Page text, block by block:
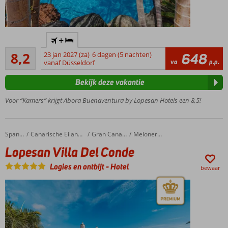
nabij
het
strand
jong en
oud
2 grote
zwembaden
Stranddag?
Gebruik de
gratis
shuttle
Ook
o.b.v. All
Inclusive
8,2
Zeer goed
274
beoordelingen
+
23 jan 2027 (za) 6 dagen (5 nachten)
vanaf Düsseldorf
va 648 p.p.
Voor “Kamers” krijgt Abora Buenaventura by Lopesan Hotels een 8,5!
Bekijk deze vakantie
Home Spanje Canarische Eilanden Gran Canaria Meloneras
Lopesan Villa Del Conde
Lopesan Villa Del Conde
Logies en ontbijt-Hotel bewaar